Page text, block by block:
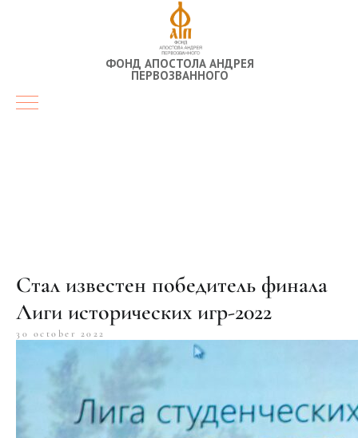
ФОНД АПОСТОЛА АНДРЕЯ
ПЕРВОЗВАННОГО
Стал известен победитель финала
Лиги исторических игр-2022
30 october 2022